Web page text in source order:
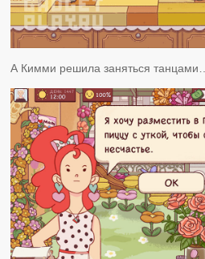
А Кимми решила заняться танцами…